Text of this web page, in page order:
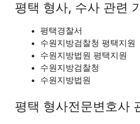
평택 형사, 수사 관련
평택경찰서
수원지방검찰청 평택지원
수원지방법원 평택지원
수원지방검찰청
수원지방법원
평택 형사전문변호사